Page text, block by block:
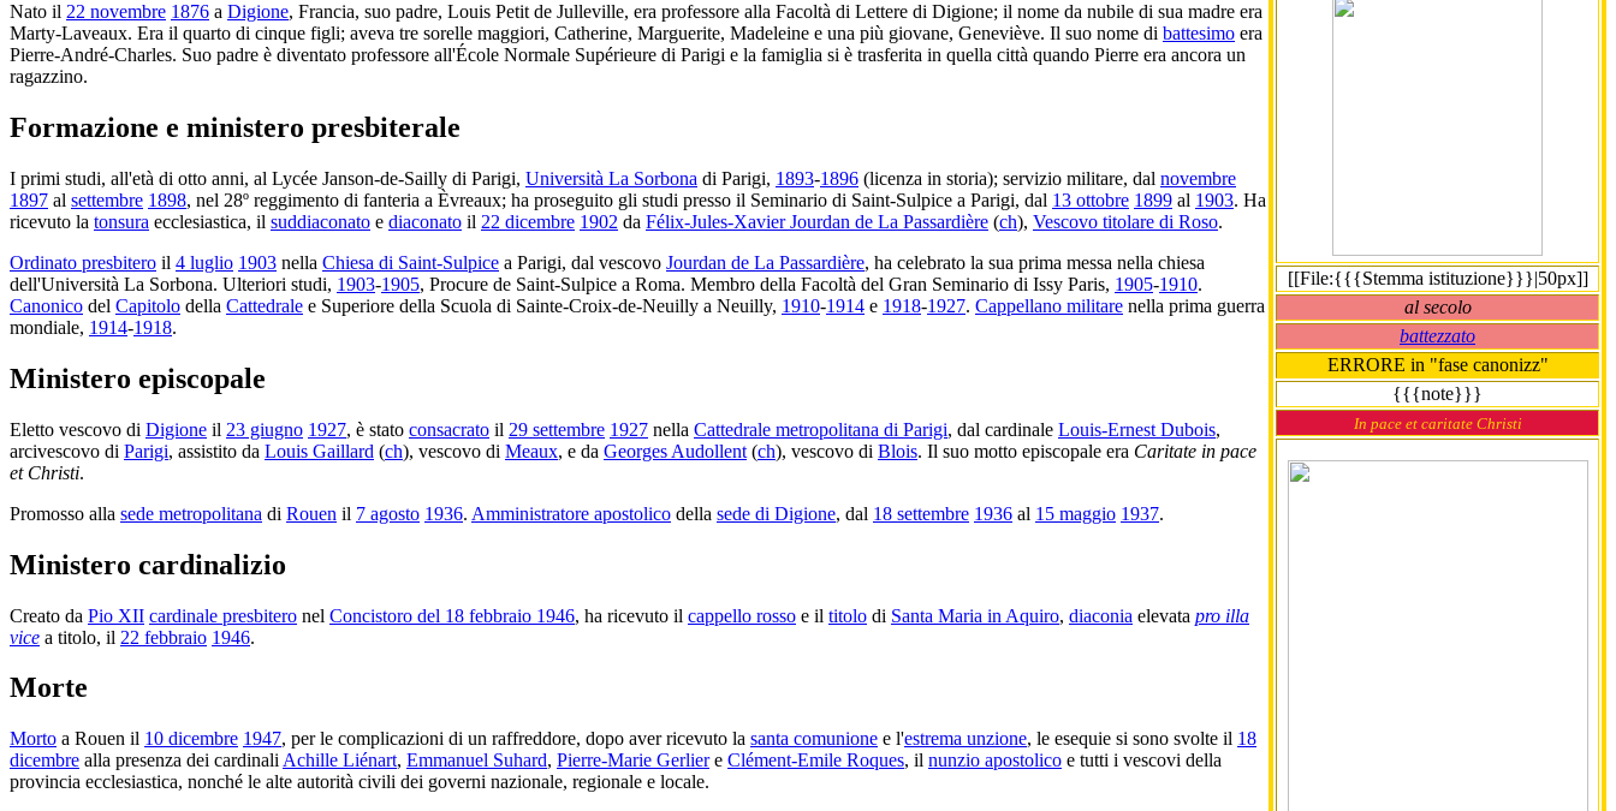
[[File:{{{Stemma istituzione}}}|50px]]
al secolo
battezzato
ERRORE in "fase canonizz"
{{{note}}}
In pace et caritate Christi
Nato il 22 novembre 1876 a Digione, Francia, suo padre, Louis Petit de Julleville, era professore alla Facoltà di Lettere di Digione; il nome da nubile di sua madre era
Marty-Laveaux. Era il quarto di cinque figli; aveva tre sorelle maggiori, Catherine, Marguerite, Madeleine e una più giovane, Geneviève. Il suo nome di battesimo era
Pierre-André-Charles. Suo padre è diventato professore all'École Normale Supérieure di Parigi e la famiglia si è trasferita in quella città quando Pierre era ancora un
ragazzino.
Formazione e ministero presbiterale
I primi studi, all'età di otto anni, al Lycée Janson-de-Sailly di Parigi, Università La Sorbona di Parigi, 1893-1896 (licenza in storia); servizio militare, dal novembre
1897 al settembre 1898, nel 28º reggimento di fanteria a Èvreaux; ha proseguito gli studi presso il Seminario di Saint-Sulpice a Parigi, dal 13 ottobre 1899 al 1903. Ha
ricevuto la tonsura ecclesiastica, il suddiaconato e diaconato il 22 dicembre 1902 da Félix-Jules-Xavier Jourdan de La Passardière (ch), Vescovo titolare di Roso.
Ordinato presbitero il 4 luglio 1903 nella Chiesa di Saint-Sulpice a Parigi, dal vescovo Jourdan de La Passardière, ha celebrato la sua prima messa nella chiesa
dell'Università La Sorbona. Ulteriori studi, 1903-1905, Procure de Saint-Sulpice a Roma. Membro della Facoltà del Gran Seminario di Issy Paris, 1905-1910.
Canonico del Capitolo della Cattedrale e Superiore della Scuola di Sainte-Croix-de-Neuilly a Neuilly, 1910-1914 e 1918-1927. Cappellano militare nella prima guerra
mondiale, 1914-1918.
Ministero episcopale
Eletto vescovo di Digione il 23 giugno 1927, è stato consacrato il 29 settembre 1927 nella Cattedrale metropolitana di Parigi, dal cardinale Louis-Ernest Dubois,
arcivescovo di Parigi, assistito da Louis Gaillard (ch), vescovo di Meaux, e da Georges Audollent (ch), vescovo di Blois. Il suo motto episcopale era Caritate in pace
et Christi.
Promosso alla sede metropolitana di Rouen il 7 agosto 1936. Amministratore apostolico della sede di Digione, dal 18 settembre 1936 al 15 maggio 1937.
Ministero cardinalizio
Creato da Pio XII cardinale presbitero nel Concistoro del 18 febbraio 1946, ha ricevuto il cappello rosso e il titolo di Santa Maria in Aquiro, diaconia elevata pro illa
vice a titolo, il 22 febbraio 1946.
Morte
Morto a Rouen il 10 dicembre 1947, per le complicazioni di un raffreddore, dopo aver ricevuto la santa comunione e l'estrema unzione, le esequie si sono svolte il 18
dicembre alla presenza dei cardinali Achille Liénart, Emmanuel Suhard, Pierre-Marie Gerliere Clément-Emile Roques, il nunzio apostolico e tutti i vescovi della
provincia ecclesiastica, nonché le alte autorità civili dei governi nazionale, regionale e locale.